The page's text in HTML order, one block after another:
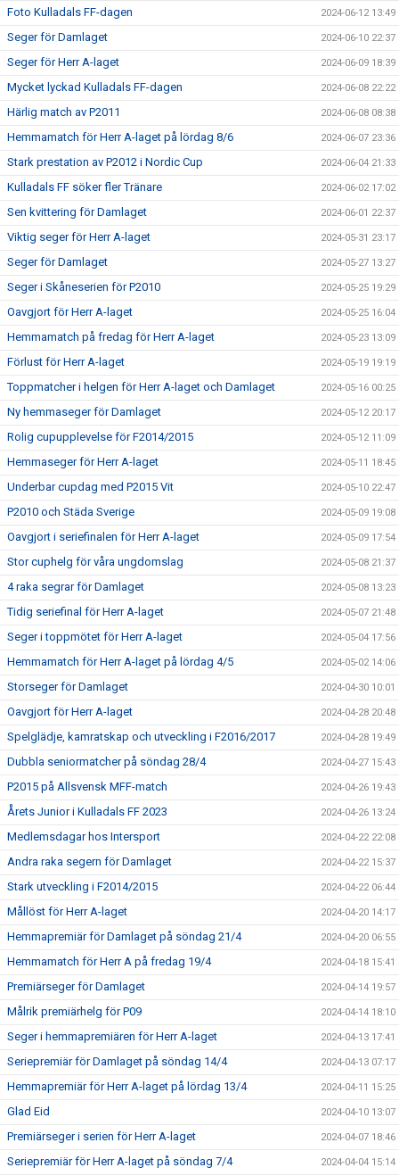
Foto Kulladals FF-dagen 2024-06-12 13:49
Seger för Damlaget 2024-06-10 22:37
Seger för Herr A-laget 2024-06-09 18:39
Mycket lyckad Kulladals FF-dagen 2024-06-08 22:22
Härlig match av P2011 2024-06-08 08:38
Hemmamatch för Herr A-laget på lördag 8/6 2024-06-07 23:36
Stark prestation av P2012 i Nordic Cup 2024-06-04 21:33
Kulladals FF söker fler Tränare 2024-06-02 17:02
Sen kvittering för Damlaget 2024-06-01 22:37
Viktig seger för Herr A-laget 2024-05-31 23:17
Seger för Damlaget 2024-05-27 13:27
Seger i Skåneserien för P2010 2024-05-25 19:29
Oavgjort för Herr A-laget 2024-05-25 16:04
Hemmamatch på fredag för Herr A-laget 2024-05-23 13:09
Förlust för Herr A-laget 2024-05-19 19:19
Toppmatcher i helgen för Herr A-laget och Damlaget 2024-05-16 00:25
Ny hemmaseger för Damlaget 2024-05-12 20:17
Rolig cupupplevelse för F2014/2015 2024-05-12 11:09
Hemmaseger för Herr A-laget 2024-05-11 18:45
Underbar cupdag med P2015 Vit 2024-05-10 22:47
P2010 och Städa Sverige 2024-05-09 19:08
Oavgjort i seriefinalen för Herr A-laget 2024-05-09 17:54
Stor cuphelg för våra ungdomslag 2024-05-08 21:37
4 raka segrar för Damlaget 2024-05-08 13:23
Tidig seriefinal för Herr A-laget 2024-05-07 21:48
Seger i toppmötet för Herr A-laget 2024-05-04 17:56
Hemmamatch för Herr A-laget på lördag 4/5 2024-05-02 14:06
Storseger för Damlaget 2024-04-30 10:01
Oavgjort för Herr A-laget 2024-04-28 20:48
Spelglädje, kamratskap och utveckling i F2016/2017 2024-04-28 19:49
Dubbla seniormatcher på söndag 28/4 2024-04-27 15:43
P2015 på Allsvensk MFF-match 2024-04-26 19:43
Årets Junior i Kulladals FF 2023 2024-04-26 13:24
Medlemsdagar hos Intersport 2024-04-22 22:08
Andra raka segern för Damlaget 2024-04-22 15:37
Stark utveckling i F2014/2015 2024-04-22 06:44
Mållöst för Herr A-laget 2024-04-20 14:17
Hemmapremiär för Damlaget på söndag 21/4 2024-04-20 06:55
Hemmamatch för Herr A på fredag 19/4 2024-04-18 15:41
Premiärseger för Damlaget 2024-04-14 19:57
Målrik premiärhelg för P09 2024-04-14 18:10
Seger i hemmapremiären för Herr A-laget 2024-04-13 17:41
Seriepremiär för Damlaget på söndag 14/4 2024-04-13 07:17
Hemmapremiär för Herr A-laget på lördag 13/4 2024-04-11 15:25
Glad Eid 2024-04-10 13:07
Premiärseger i serien för Herr A-laget 2024-04-07 18:46
Seriepremiär för Herr A-laget på söndag 7/4 2024-04-04 15:14